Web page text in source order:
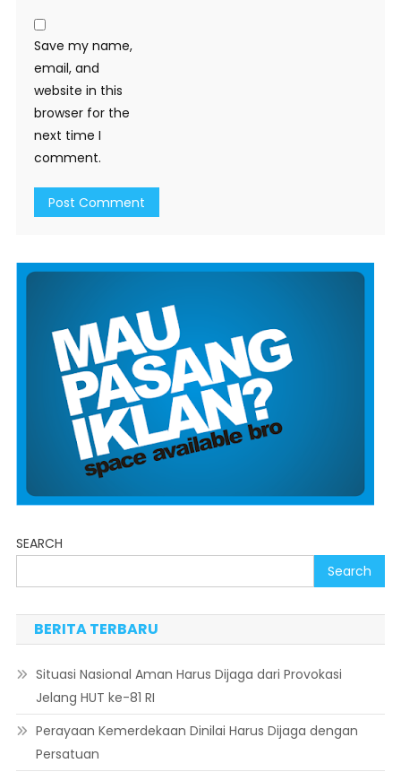
Save my name,
email, and
website in this
browser for the
next time I
comment.
SEARCH
Search
BERITA TERBARU
Situasi Nasional Aman Harus Dijaga dari Provokasi
Jelang HUT ke-81 RI
Perayaan Kemerdekaan Dinilai Harus Dijaga dengan
Persatuan